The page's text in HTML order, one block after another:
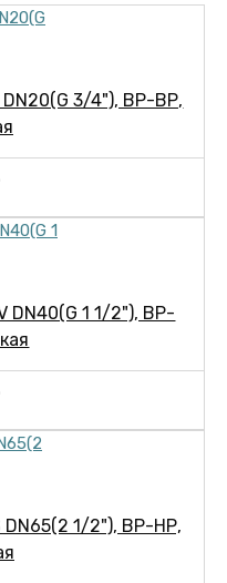
DN20(G 3/4"), ВР-ВР,
DN40(G 1 1/2"), ВР-
DN65(2 1/2"), ВР-НР,